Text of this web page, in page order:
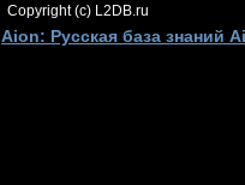
Copyright (c) L2DB.ru
Aion: Русская база знаний